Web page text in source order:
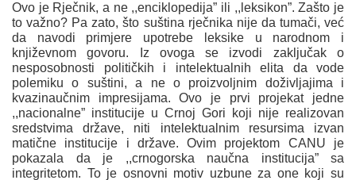
Ovo je Rječnik, a ne ,,enciklopedija” ili ,,leksikon”. Zašto je
to važno? Pa zato, što suština rječnika nije da tumači, već
da navodi primjere upotrebe leksike u narodnom i
književnom govoru. Iz ovoga se izvodi zaključak o
nesposobnosti političkih i intelektualnih elita da vode
polemiku o suštini, a ne o proizvoljnim doživljajima i
kvazinaučnim impresijama. Ovo je prvi projekat jedne
,,nacionalne” institucije u Crnoj Gori koji nije realizovan
sredstvima države, niti intelektualnim resursima izvan
matične institucije i države. Ovim projektom CANU je
pokazala da je ,,crnogorska naučna institucija” sa
integritetom. To je osnovni motiv uzbune za one koji su